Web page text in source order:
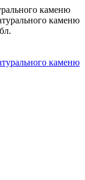
каменю